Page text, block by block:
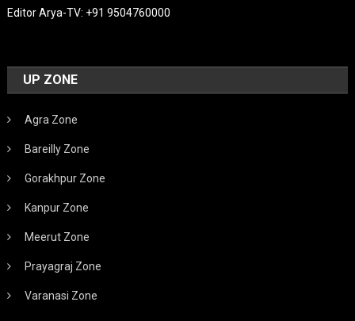
Editor Arya-TV: +91 9504760000
UP ZONE
Agra Zone
Bareilly Zone
Gorakhpur Zone
Kanpur Zone
Meerut Zone
Prayagraj Zone
Varanasi Zone